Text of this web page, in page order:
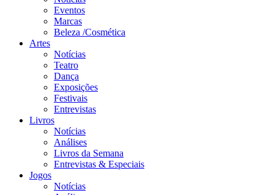
Eventos
Marcas
Beleza /Cosmética
Artes
Notícias
Teatro
Dança
Exposições
Festivais
Entrevistas
Livros
Notícias
Análises
Livros da Semana
Entrevistas & Especiais
Jogos
Notícias